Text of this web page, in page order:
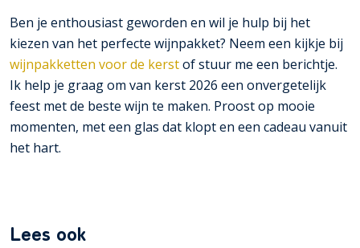
Ben je enthousiast geworden en wil je hulp bij het
kiezen van het perfecte wijnpakket? Neem een kijkje bij
wijnpakketten voor de kerstof stuur me een berichtje.
Ik help je graag om van kerst 2026 een onvergetelijk
feest met de beste wijn te maken. Proost op mooie
momenten, met een glas dat klopt en een cadeau vanuit
het hart.
Lees ook